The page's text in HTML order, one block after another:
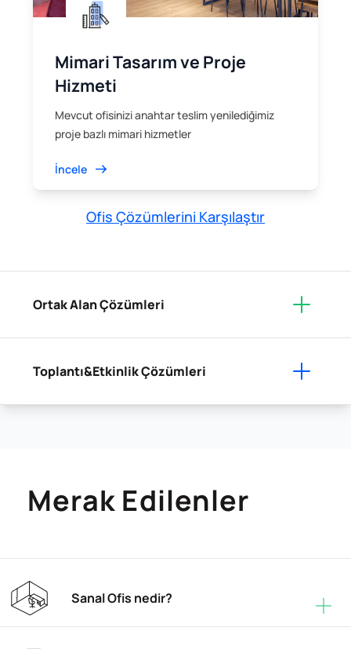
Mimari Tasarım ve Proje
Hizmeti
Mevcut ofisinizi anahtar teslim yenilediğimiz
proje bazlı mimari hizmetler
İncele
Ofis Çözümlerini Karşılaştır
Ortak Alan Çözümleri
Toplantı&Etkinlik Çözümleri
Merak Edilenler
Sanal Ofis nedir?